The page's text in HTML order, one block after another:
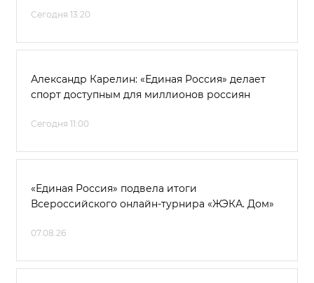
Сегодня 13:20
Александр Карелин: «Единая Россия» делает
спорт доступным для миллионов россиян
Сегодня 11:00
«Единая Россия» подвела итоги
Всероссийского онлайн-турнира «ЖЭКА. Дом»
07.08.26